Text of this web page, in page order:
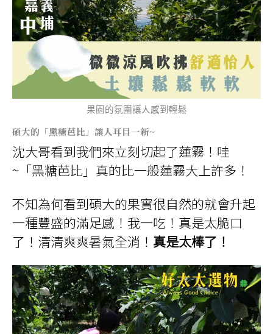
果園的氛圍讓人感到輕鬆
碩大的「黑糖芭比」讓人耳目一新~
沈大哥看到我們來立刻切起了蓮霧！哇
~ 「黑糖芭比」真的比一般蓮霧大上許多！
不知為何看到碩大的果實很自然的就會升起
一種豐盛的滿足感！我一吃！真是太脆口
了！清清爽爽暑氣全消！ 真是太棒了！